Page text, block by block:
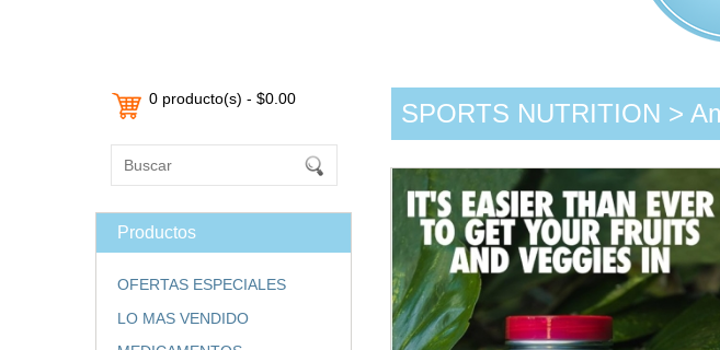
0 producto(s) - $0.00
Productos
OFERTAS ESPECIALES
LO MAS VENDIDO
SPORTS NUTRITION >